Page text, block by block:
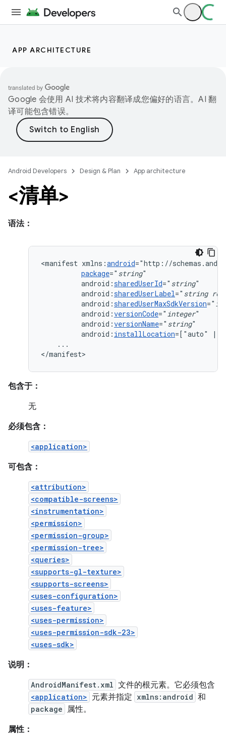
APP ARCHITECTURE
Google 会使用 AI 技术将内容翻译成您偏好的语言。AI 翻
译可能包含错误。
Android Developers Design & Plan App architecture
<清单>
语法：
<manifest xmlns:android
package=" string
android:sharedUserId=" string
android:sharedUserLabel=" string
android:sharedUserMaxSdkVersion="
android:versionCode=" integer
android:versionName=" string
android: installLocation=["auto" |
...
</manifest>
包含于：
无
必须包含：
<application>
可包含：
<attribution>
<compatible-screens>
<instrumentation>
<permission>
<permission-group>
<permission-tree>
<queries>
<supports-gl-texture>
<supports-screens>
<uses-configuration>
<uses-feature>
<uses-permission>
<uses-permission-sdk-23>
<uses-sdk>
说明：
AndroidManifest.xml 文件的根元素。它必须包含
<application> 元素并指定 xmlns:android 和
package 属性。
属性：